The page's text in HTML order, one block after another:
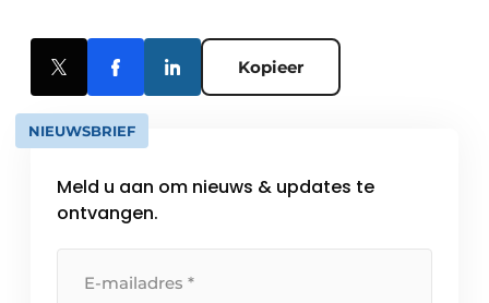
Kopieer
NIEUWSBRIEF
Meld u aan om nieuws & updates te
ontvangen.